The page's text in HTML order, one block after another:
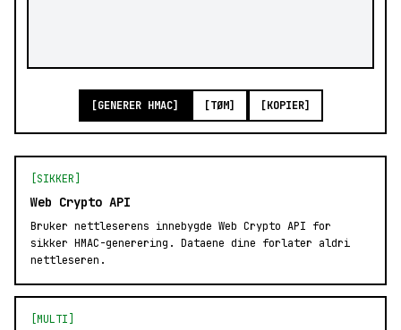
[GENERER HMAC] [TØM] [KOPIER]
[SIKKER]
Web Crypto API
Bruker nettleserens innebygde Web Crypto API for
sikker HMAC-generering. Dataene dine forlater aldri
nettleseren.
[MULTI]